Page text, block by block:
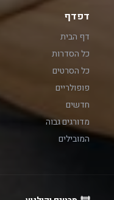
דפדף
דף הבית
כל הסדרות
כל הסרטים
פופולריים
חדשים
מדורגים גבוה
המובילים